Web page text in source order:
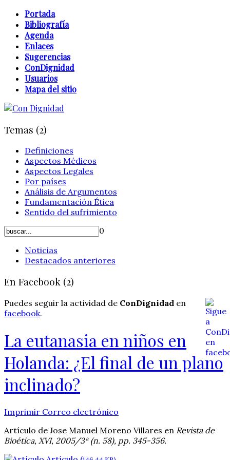
Portada
Bibliografía
Agenda
Enlaces
Sugerencias
ConDignidad
Usuarios
Mapa del sitio
Temas (2)
Definiciones
Aspectos Médicos
Aspectos Legales
Por países
Análisis de Argumentos
Fundamentación Ética
Sentido del sufrimiento
0
Noticias
Destacados anteriores
En Facebook (2)
Puedes seguir la actividad de ConDignidad en
facebook.
La eutanasia en niños en
Holanda: ¿El final de un plano
inclinado?
Imprimir Correo electrónico
Artículo de Jose Manuel Moreno Villares en Revista de
Bioética, XVI, 2005/3ª (n. 58), pp. 345-356.